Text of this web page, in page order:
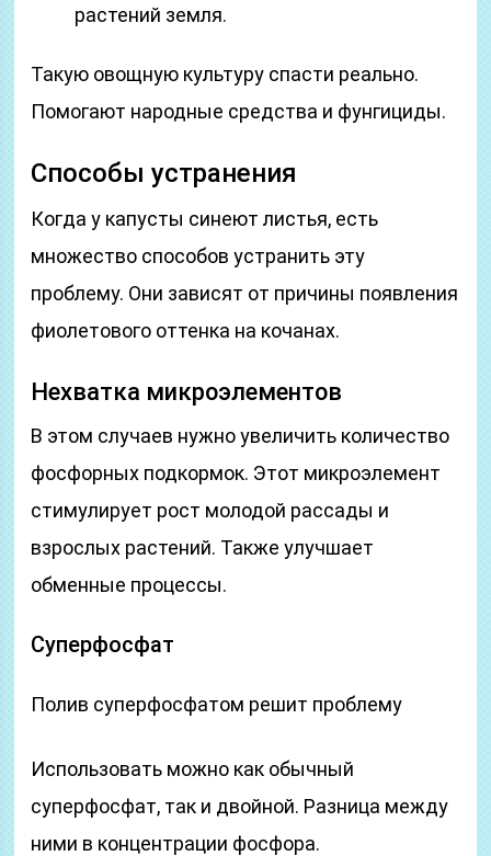
растений земля.
Такую овощную культуру спасти реально.
Помогают народные средства и фунгициды.
Способы устранения
Когда у капусты синеют листья, есть
множество способов устранить эту
проблему. Они зависят от причины появления
фиолетового оттенка на кочанах.
Нехватка микроэлементов
В этом случаев нужно увеличить количество
фосфорных подкормок. Этот микроэлемент
стимулирует рост молодой рассады и
взрослых растений. Также улучшает
обменные процессы.
Суперфосфат
Полив суперфосфатом решит проблему
Использовать можно как обычный
суперфосфат, так и двойной. Разница между
ними в концентрации фосфора.